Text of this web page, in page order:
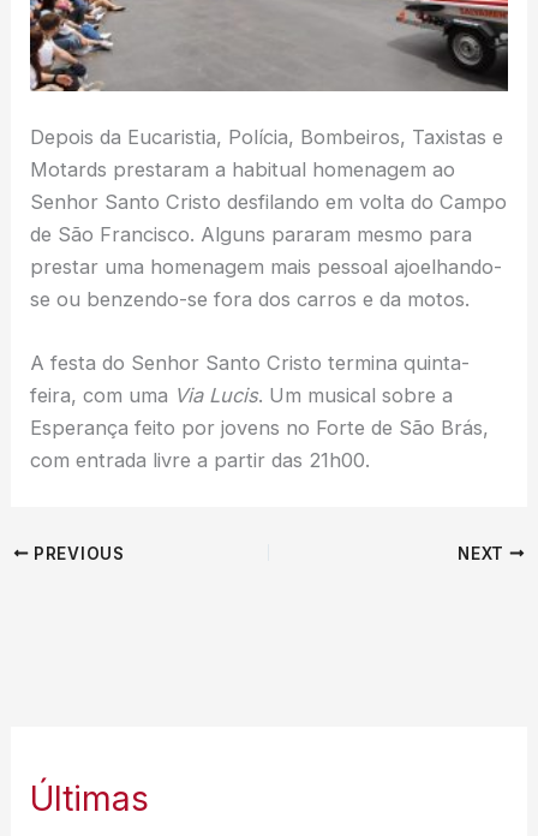
Depois da Eucaristia, Polícia, Bombeiros, Taxistas e
Motards prestaram a habitual homenagem ao
Senhor Santo Cristo desfilando em volta do Campo
de São Francisco. Alguns pararam mesmo para
prestar uma homenagem mais pessoal ajoelhando-
se ou benzendo-se fora dos carros e da motos.
A festa do Senhor Santo Cristo termina quinta-
feira, com uma Via Lucis. Um musical sobre a
Esperança feito por jovens no Forte de São Brás,
com entrada livre a partir das 21h00.
PREVIOUS NEXT
Últimas